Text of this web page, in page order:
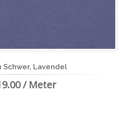
Schwer, Lavendel
/ Meter